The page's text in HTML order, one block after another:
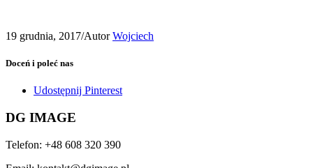
19 grudnia, 2017/AutorWojciech
Doceń i poleć nas
Udostępnij Pinterest
DG IMAGE
Telefon: +48 608 320 390